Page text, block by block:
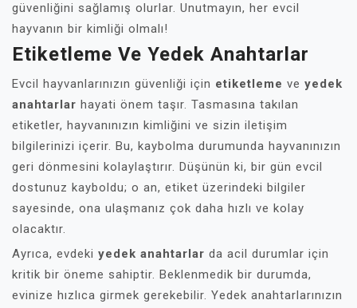
güvenliğini sağlamış olurlar. Unutmayın, her evcil
hayvanın bir kimliği olmalı!
Etiketleme Ve Yedek Anahtarlar
Evcil hayvanlarınızın güvenliği için etiketleme ve yedek
anahtarlar hayati önem taşır. Tasmasına takılan
etiketler, hayvanınızın kimliğini ve sizin iletişim
bilgilerinizi içerir. Bu, kaybolma durumunda hayvanınızın
geri dönmesini kolaylaştırır. Düşünün ki, bir gün evcil
dostunuz kayboldu; o an, etiket üzerindeki bilgiler
sayesinde, ona ulaşmanız çok daha hızlı ve kolay
olacaktır.
Ayrıca, evdeki yedek anahtarlar da acil durumlar için
kritik bir öneme sahiptir. Beklenmedik bir durumda,
evinize hızlıca girmek gerekebilir. Yedek anahtarlarınızın